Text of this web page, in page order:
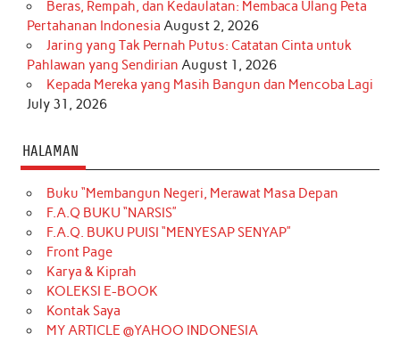
Beras, Rempah, dan Kedaulatan: Membaca Ulang Peta
Pertahanan Indonesia August 2, 2026
Jaring yang Tak Pernah Putus: Catatan Cinta untuk
Pahlawan yang Sendirian August 1, 2026
Kepada Mereka yang Masih Bangun dan Mencoba Lagi
July 31, 2026
HALAMAN
Buku “Membangun Negeri, Merawat Masa Depan
F.A.Q BUKU “NARSIS”
F.A.Q. BUKU PUISI “MENYESAP SENYAP”
Front Page
Karya & Kiprah
KOLEKSI E-BOOK
Kontak Saya
MY ARTICLE @YAHOO INDONESIA